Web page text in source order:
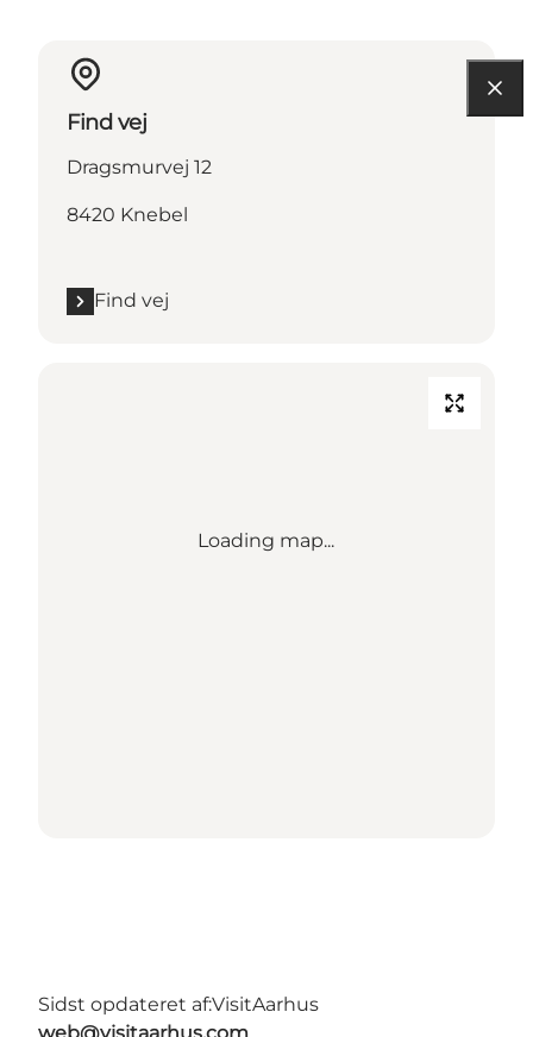
Find vej
Dragsmurvej 12
8420 Knebel
Find vej
Loading map...
Sidst opdateret af:VisitAarhus